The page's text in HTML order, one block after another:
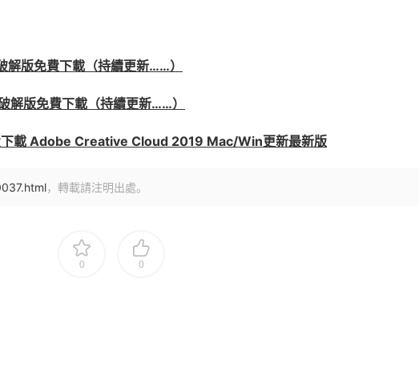
版免費下載（持續更新……）
版免費下載（持續更新……）
載 Adobe Creative Cloud 2019 Mac/Win更新最新版
，轉載請注明出處。
0 0